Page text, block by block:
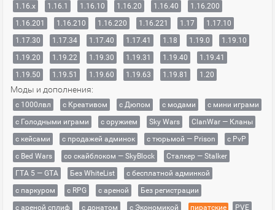
1.16.x
1.16.1 1.16.10 1.16.20 1.16.40
1.16.200
1.16.201
1.16.210 1.16.220 1.16.221 1.17
1.17.10
1.17.30
1.17.34 1.17.40 1.17.41 1.18 1.19.0
1.19.10
1.19.20
1.19.22 1.19.30 1.19.31 1.19.40
1.19.41
1.19.50
1.19.51 1.19.60 1.19.63 1.19.81 1.20
Моды и дополнения:
с 1000лвл c Креативом с Дюпом с модами
с мини играми
с Голодными играми
с оружием Sky Wars
ClanWar — Кланы
с кейсами
с продажей админок с тюрьмой — Prison
с PvP
с Bed Wars
со скайблоком — SkyBlock
Сталкер — Stalker
ГТА 5 — GTA
Без WhiteList
с бесплатной админкой
с паркуром
с RPG с ареной
Без регистрации
с ареной сплиф
с донатом с Экономикой пиратские
PVE